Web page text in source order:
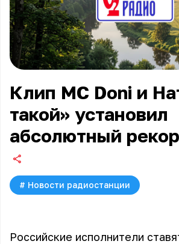
Клип MC Doni и
такой» установил
абсолютный
# Новости радиостанции
Российские исполнители